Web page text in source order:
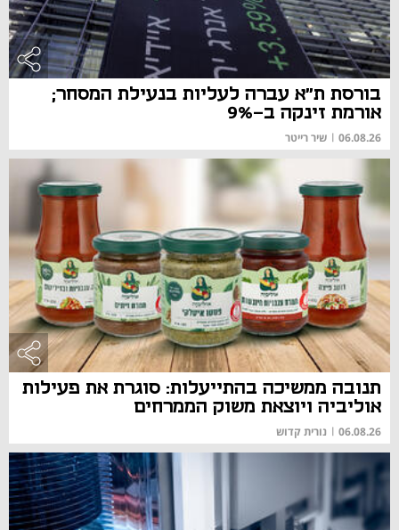
בורסת ת"א עברה לעליות בנעילת המסחר;
אורמת זינקה ב-9%
06.08.26
| שיר רייטר
תנובה ממשיכה בהתייעלות: סוגרת את פעילות
אוליביה ויוצאת משוק הממרחים
06.08.26
| נורית קדוש